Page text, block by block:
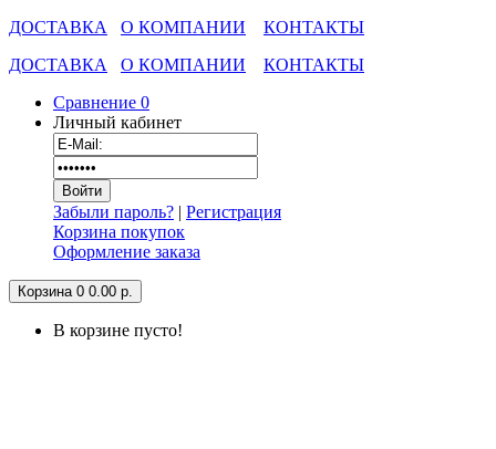
ДОСТАВКА О КОМПАНИИ
КОНТАКТЫ
ДОСТАВКА
О КОМПАНИИ
КОНТАКТЫ
Сравнение 0
Личный кабинет
Забыли пароль? | Регистрация
Корзина покупок
Оформление заказа
Корзина 0 0.00 р.
В корзине пусто!